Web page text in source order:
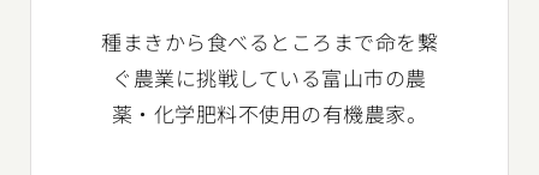
種まきから食べるところまで命を繋
ぐ農業に挑戦している富山市の農
薬・化学肥料不使用の有機農家。